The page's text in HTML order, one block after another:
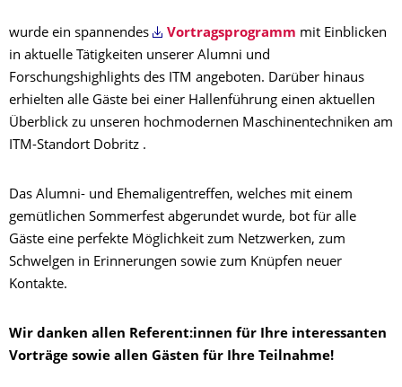
wurde ein spannendes Vortragsprogramm mit Einblicken
in aktuelle Tätigkeiten unserer Alumni und
Forschungshighlights des ITM angeboten. Darüber hinaus
erhielten alle Gäste bei einer Hallenführung einen aktuellen
Überblick zu unseren hochmodernen Maschinentechniken am
ITM-Standort Dobritz .
Das Alumni- und Ehemaligentreffen, welches mit einem
gemütlichen Sommerfest abgerundet wurde, bot für alle
Gäste eine perfekte Möglichkeit zum Netzwerken, zum
Schwelgen in Erinnerungen sowie zum Knüpfen neuer
Kontakte.
Wir danken allen Referent:innen für Ihre interessanten
Vorträge sowie allen Gästen für Ihre Teilnahme!